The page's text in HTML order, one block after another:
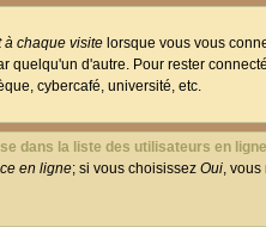
à chaque visite lorsque vous vous
d'autre. Pour rester
cybercafé, université, etc.
dans la liste des utilisateurs en
en ligne; si vous choisissez Oui,